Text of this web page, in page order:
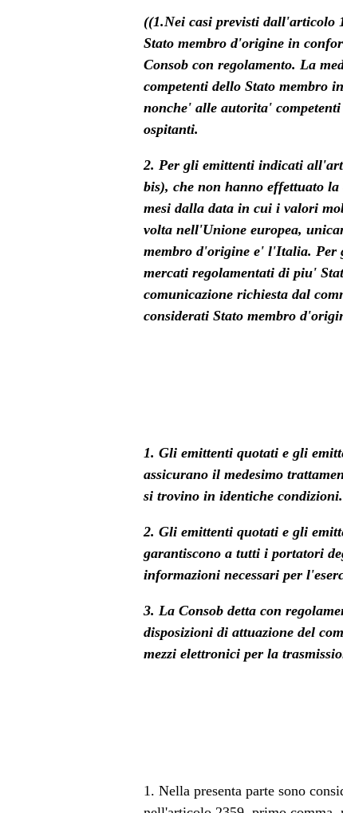
((1.Nei casi previsti dall'articolo
Stato membro d'origine in
Consob con regolamento. La
competenti dello Stato membro
nonche' alle autorita'
ospitanti.
2. Per gli emittenti indicati
bis), che non hanno effettuato
mesi dalla data in cui i valori
volta nell'Unione europea,
membro d'origine e' l'Italia. Per
mercati regolamentati di piu'
comunicazione richiesta dal
considerati Stato membro
1. Gli emittenti quotati e gli
assicurano il medesimo
si trovino in identiche condizioni.
2. Gli emittenti quotati e gli
garantiscono a tutti i portatori
informazioni necessari per
3. La Consob detta con
disposizioni di attuazione del
mezzi elettronici per la
1. Nella presenta parte sono